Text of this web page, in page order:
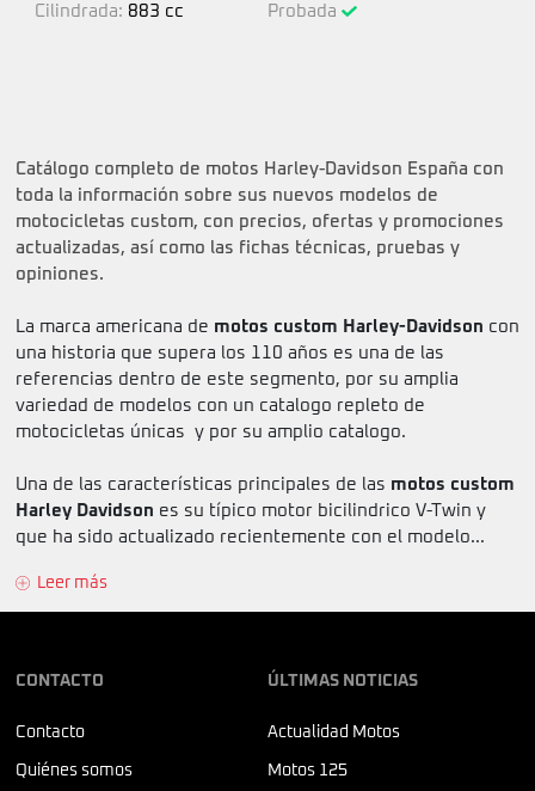
Cilindrada: 883 cc Probada
Catálogo completo de motos Harley-Davidson España con
toda la información sobre sus nuevos modelos de
motocicletas custom, con precios, ofertas y promociones
actualizadas, así como las fichas técnicas, pruebas y
opiniones.
La marca americana de motos custom Harley-Davidson con
una historia que supera los 110 años es una de las
referencias dentro de este segmento, por su amplia
variedad de modelos con un catalogo repleto de
motocicletas únicas y por su amplio catalogo.
Una de las características principales de las motos custom
Harley Davidson es su típico motor bicilindrico V-Twin y
que ha sido actualizado recientemente con el modelo...
Leer más
CONTACTO
Contacto
Quiénes somos
ÚLTIMAS NOTICIAS
Actualidad Motos
Motos 125